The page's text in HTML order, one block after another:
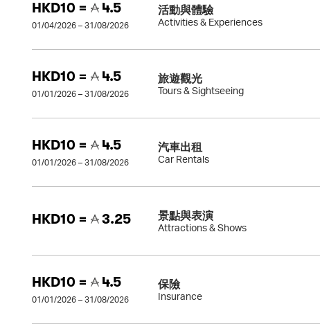
HKD10 = 4.5
01/04/2026 – 31/08/2026
活動與體驗
Activities & Experiences
HKD10 = 4.5
01/01/2026 – 31/08/2026
旅遊觀光
Tours & Sightseeing
HKD10 = 4.5
01/01/2026 – 31/08/2026
汽車出租
Car Rentals
HKD10 = 3.25 景點與表演
Attractions & Shows
HKD10 = 4.5
01/01/2026 – 31/08/2026
保險
Insurance